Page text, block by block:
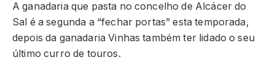
A ganadaria que pasta no concelho de Alcácer do
Sal é a segunda a “fechar portas” esta temporada,
depois da ganadaria Vinhas também ter lidado o seu
último curro de touros.